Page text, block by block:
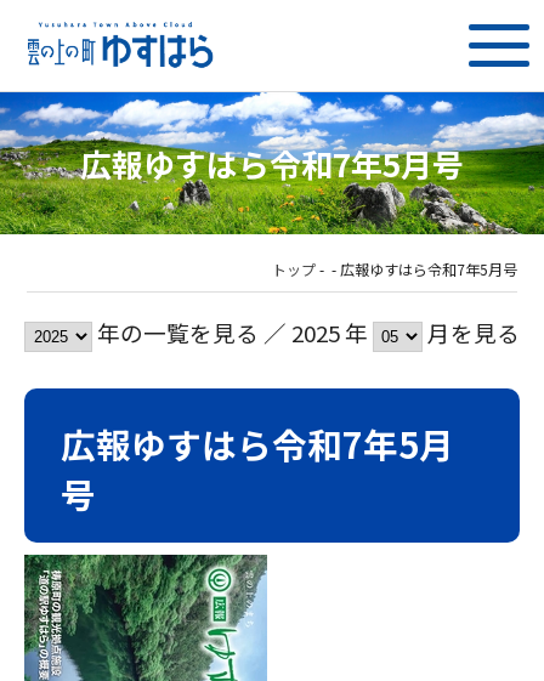
広報ゆすはら令和7年5月号
トップ- - 広報ゆすはら令和7年5月号
年の一覧を見る ／ 2025 年 月を見る
広報ゆすはら令和7年5月
号